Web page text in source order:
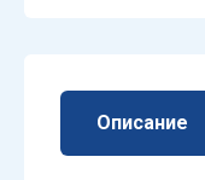
Описание